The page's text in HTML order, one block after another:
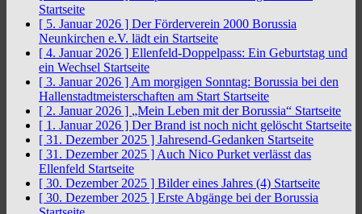
Startseite
[ 5. Januar 2026 ] Der Förderverein 2000 Borussia
Neunkirchen e.V. lädt ein Startseite
[ 4. Januar 2026 ] Ellenfeld-Doppelpass: Ein Geburtstag und
ein Wechsel Startseite
[ 3. Januar 2026 ] Am morgigen Sonntag: Borussia bei den
Hallenstadtmeisterschaften am Start Startseite
[ 2. Januar 2026 ] „Mein Leben mit der Borussia“ Startseite
[ 1. Januar 2026 ] Der Brand ist noch nicht gelöscht Startseite
[ 31. Dezember 2025 ] Jahresend-Gedanken Startseite
[ 31. Dezember 2025 ] Auch Nico Purket verlässt das
Ellenfeld Startseite
[ 30. Dezember 2025 ] Bilder eines Jahres (4) Startseite
[ 30. Dezember 2025 ] Erste Abgänge bei der Borussia